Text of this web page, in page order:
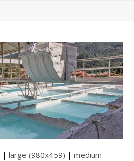
|large (980x459) |medium